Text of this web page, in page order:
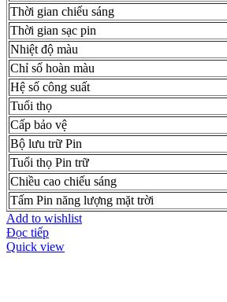
Thời gian chiếu sáng
Thời gian sạc pin
Nhiệt độ màu
Chỉ số hoàn màu
Hệ số công suất
Tuổi thọ
Cấp bảo vệ
Bộ lưu trữ Pin
Tuổi thọ Pin trữ
Chiều cao chiếu sáng
Tấm Pin năng lượng mặt trời
Add to wishlist
Đọc tiếp
Quick view